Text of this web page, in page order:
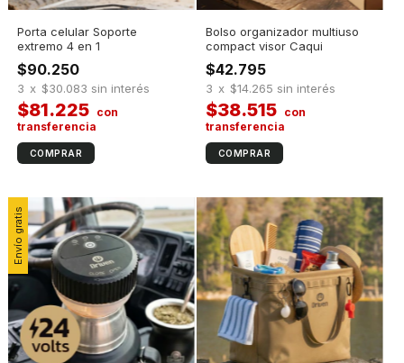
Porta celular Soporte
extremo 4 en 1
$90.250
$81.225
3 x $30.083 sin interés
Bolso organizador multiuso
compact visor Caqui
$42.795
$38.515
3 x $14.265 sin interés
Envío gratis